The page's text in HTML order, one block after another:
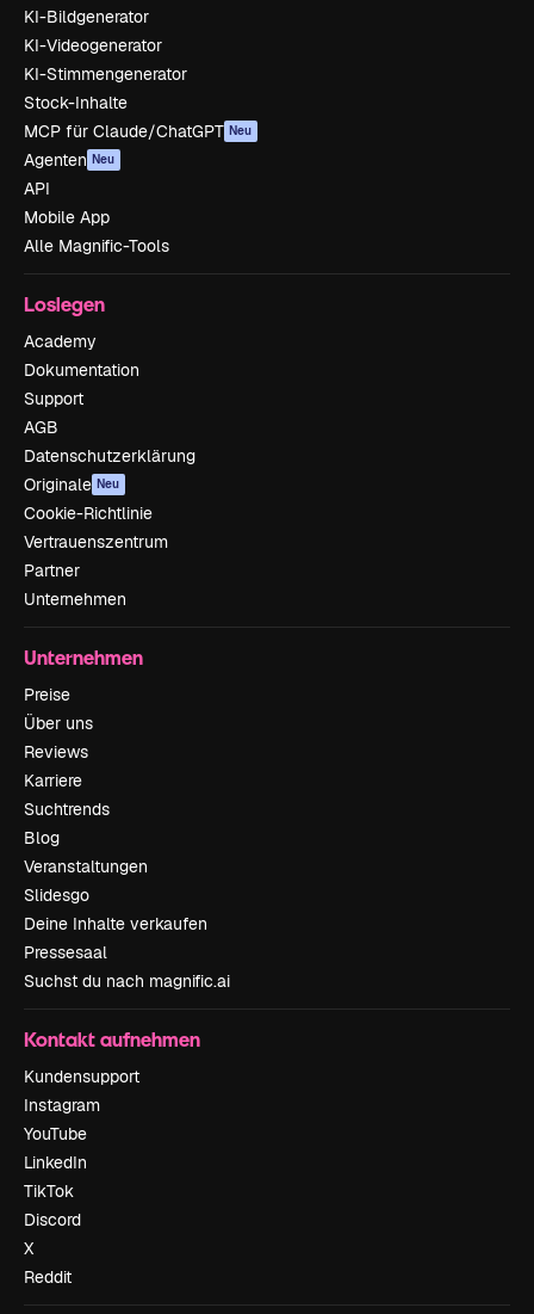
KI-Bildgenerator
KI-Videogenerator
KI-Stimmengenerator
Stock-Inhalte
MCP für Claude/ChatGPT Neu
Agenten Neu
API
Mobile App
Alle Magnific-Tools
Loslegen
Academy
Dokumentation
Support
AGB
Datenschutzerklärung
Originale Neu
Cookie-Richtlinie
Vertrauenszentrum
Partner
Unternehmen
Unternehmen
Preise
Über uns
Reviews
Karriere
Suchtrends
Blog
Veranstaltungen
Slidesgo
Deine Inhalte verkaufen
Pressesaal
Suchst du nach magnific.ai
Kontakt aufnehmen
Kundensupport
Instagram
YouTube
LinkedIn
TikTok
Discord
X
Reddit